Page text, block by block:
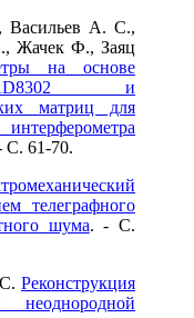
А. С.,
Жачек Ф., Заяц
на основе
AD8302 и
матриц для
C. 61-70.
телеграфного
шума. - C.
Реконструкция